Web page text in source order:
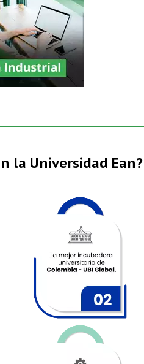
la Universidad Ean?